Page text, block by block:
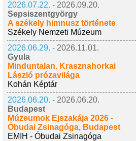
2026.07.22. - 2026.09.20.
Sepsiszentgyörgy
A székely himnusz története
Székely Nemzeti Múzeum
2026.06.29. - 2026.11.01.
Gyula
Minduntalan. Krasznahorkai
László prózavilága
Kohán Képtár
2026.06.20. - 2026.06.20.
Budapest
Múzeumok Éjszakája 2026 -
Óbudai Zsinagóga, Budapest
EMIH - Óbudai Zsinagóga